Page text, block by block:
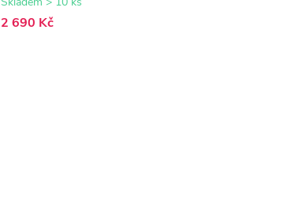
2 690 Kč